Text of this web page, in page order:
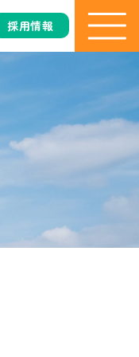
採用情報